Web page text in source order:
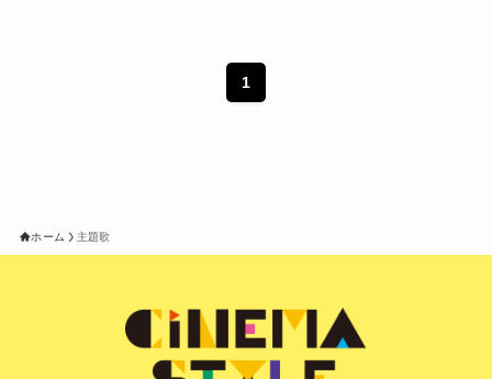
1
ホーム 主題歌